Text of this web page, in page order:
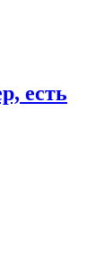
есть